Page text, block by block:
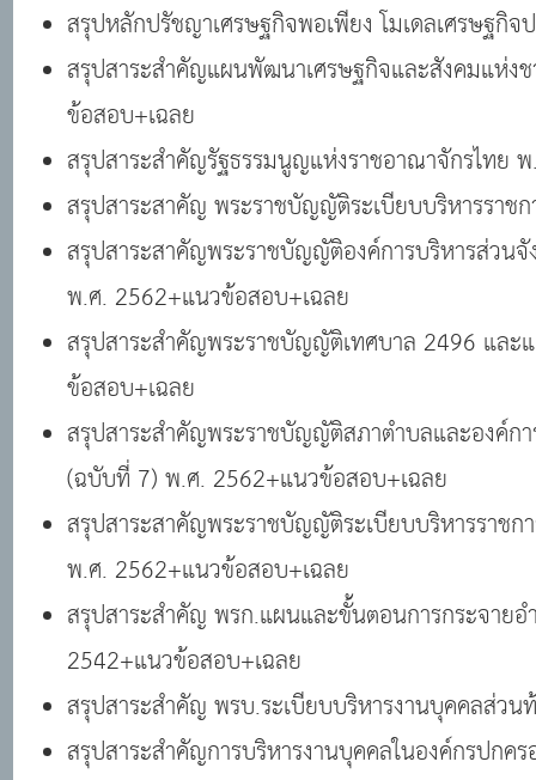
สรุปหลักปรัชญาเศรษฐกิจพอเพียง โมเดลเศรษฐกิ
สรุปสาระสำคัญแผนพัฒนาเศรษฐกิจและสังคมแห่
ข้อสอบ+เฉลย
สรุปสาระสำคัญรัฐธรรมนูญแห่งราชอาณาจักรไทย
สรุปสาระสาคัญ พระราชบัญญัติระเบียบบริหารรา
สรุปสาระสาคัญพระราชบัญญัติองค์การบริหารส่วน
พ.ศ. 2562+แนวข้อสอบ+เฉลย
สรุปสาระสำคัญพระราชบัญญัติเทศบาล 2496 แล
ข้อสอบ+เฉลย
สรุปสาระสำคัญพระราชบัญญัติสภาตำบลและองค์ก
(ฉบับที่ 7) พ.ศ. 2562+แนวข้อสอบ+เฉลย
สรุปสาระสาคัญพระราชบัญญัติระเบียบบริหารราช
พ.ศ. 2562+แนวข้อสอบ+เฉลย
สรุปสาระสำคัญ พรก.แผนและขั้นตอนการกระจาย
2542+แนวข้อสอบ+เฉลย
สรุปสาระสำคัญ พรบ.ระเบียบบริหารงานบุคคลส่ว
สรุปสาระสำคัญการบริหารงานบุคคลในองค์กรปกค